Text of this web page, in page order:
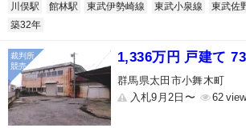
川俣駅
館林駅 東武伊勢崎線 東武小泉線 東武佐
築32年
1,336万円 戸建て
群馬県太田市小舞木町
入札9月2日〜
62